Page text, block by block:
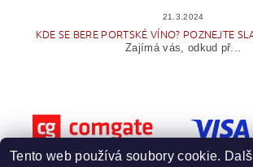
21.3.2024
KDE SE BERE PORTSKÉ VÍNO? POZNEJTE
Zajímá vás, odkud př...
Tento web používá soubory cookie.